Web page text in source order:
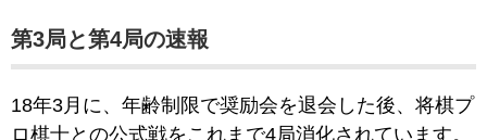
第3局と第4局の速報
18年3月に、年齢制限で奨励会を退会した後、将棋プ
ロ棋士との公式戦をこれまで4局消化されています。